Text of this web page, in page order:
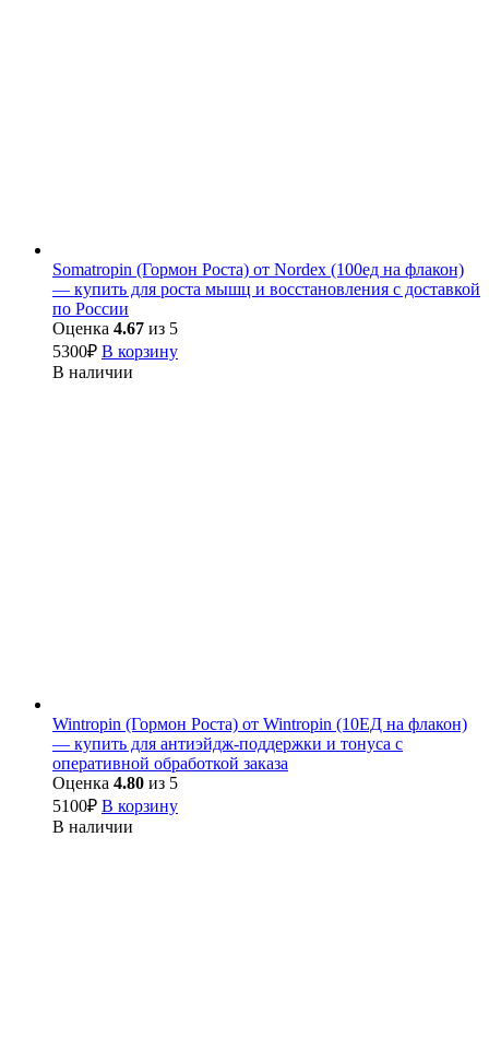
Somatropin (Гормон Роста) от Nordex (100ед на флакон)
— купить для роста мышц и восстановления с доставкой
по России
Оценка 4.67 из 5
5300₽ В корзину
В наличии
Wintropin (Гормон Роста) от Wintropin (10ЕД на флакон)
— купить для антиэйдж-поддержки и тонуса с
оперативной обработкой заказа
Оценка 4.80 из 5
5100₽ В корзину
В наличии